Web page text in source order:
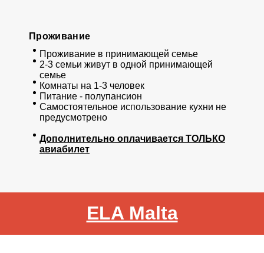
Проживание
Проживание в принимающей семье
2-3 семьи живут в одной принимающей
семье
Комнаты на 1-3 человек
Питание - полупансион
Самостоятельное использование кухни не
предусмотрено
Дополнительно оплачивается ТОЛЬКО
авиабилет
ELA Malta